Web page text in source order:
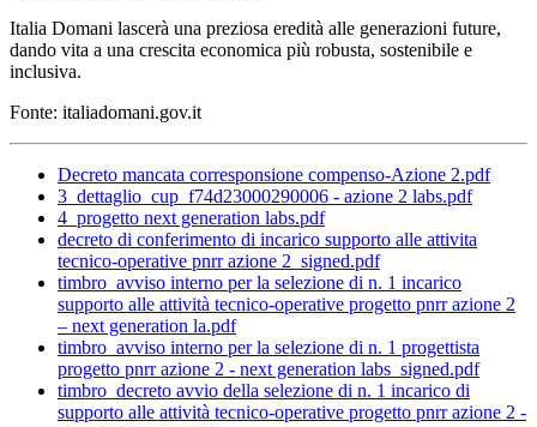
Italia Domani lascerà una preziosa eredità alle generazioni future,
dando vita a una crescita economica più robusta, sostenibile e
inclusiva.
Fonte: italiadomani.gov.it
Decreto mancata corresponsione compenso-Azione 2.pdf
3_dettaglio_cup_f74d23000290006 - azione 2 labs.pdf
4_progetto next generation labs.pdf
decreto di conferimento di incarico supporto alle attivita
tecnico-operative pnrr azione 2_signed.pdf
timbro_avviso interno per la selezione di n. 1 incarico
supporto alle attività tecnico-operative progetto pnrr azione 2
– next generation la.pdf
timbro_avviso interno per la selezione di n. 1 progettista
progetto pnrr azione 2 - next generation labs_signed.pdf
timbro_decreto avvio della selezione di n. 1 incarico di
supporto alle attività tecnico-operative progetto pnrr azione 2 -